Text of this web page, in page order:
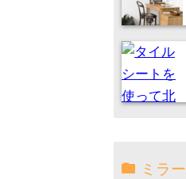
ミラー